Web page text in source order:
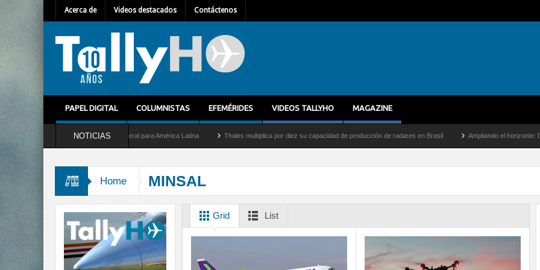
Acerca de Videos destacados Contáctenos
PAPEL DIGITAL COLUMNISTAS EFEMÉRIDES VIDEOS TALLYHO MAGAZINE
NOTICIAS
como nuevo Director General para América Latina Thales multiplica por diez su capacidad de producción de radares en Brasil Ampliando el horizonte: Dentro del
Home MINSAL
Grid List